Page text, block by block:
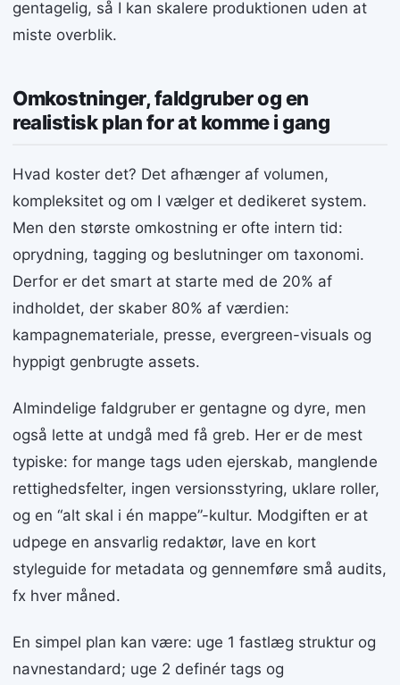
gentagelig, så I kan skalere produktionen uden at
miste overblik.
Omkostninger, faldgruber og en
realistisk plan for at komme i gang
Hvad koster det? Det afhænger af volumen,
kompleksitet og om I vælger et dedikeret system.
Men den største omkostning er ofte intern tid:
oprydning, tagging og beslutninger om taxonomi.
Derfor er det smart at starte med de 20% af
indholdet, der skaber 80% af værdien:
kampagnemateriale, presse, evergreen-visuals og
hyppigt genbrugte assets.
Almindelige faldgruber er gentagne og dyre, men
også lette at undgå med få greb. Her er de mest
typiske: for mange tags uden ejerskab, manglende
rettighedsfelter, ingen versionsstyring, uklare roller,
og en “alt skal i én mappe”-kultur. Modgiften er at
udpege en ansvarlig redaktør, lave en kort
styleguide for metadata og gennemføre små audits,
fx hver måned.
En simpel plan kan være: uge 1 fastlæg struktur og
navnestandard; uge 2 definér tags og